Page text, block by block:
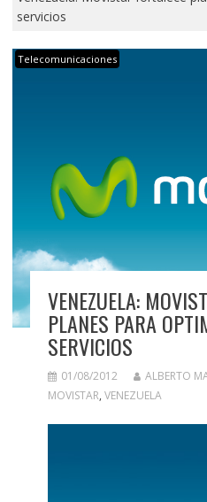
servicios
Telecomunicaciones
VENEZUELA:
PLANES PARA
SERVICIOS
01/08/2012
ALBERTO
MOVISTAR, VENEZUELA